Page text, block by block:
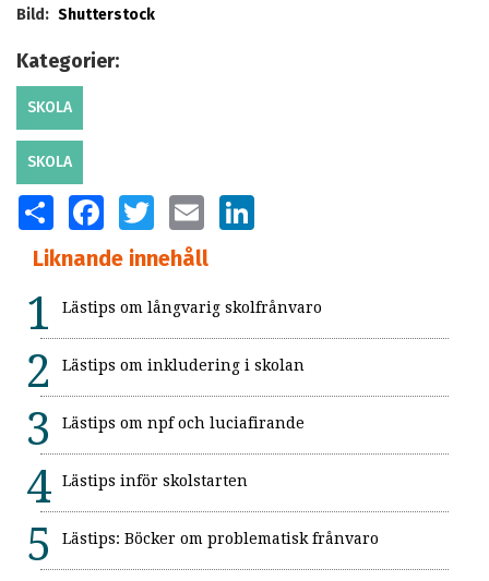
Bild: Shutterstock
Kategorier:
SKOLA
SKOLA
SHARE FACEBOOKTWITTER EMAIL
Liknande innehåll
Lästips om långvarig skolfrånvaro
Lästips om inkludering i skolan
Lästips om npf och luciafirande
Lästips inför skolstarten
Lästips: Böcker om problematisk frånvaro